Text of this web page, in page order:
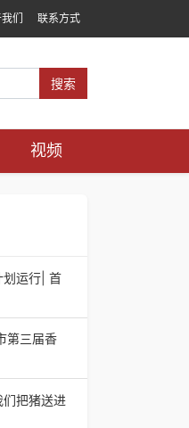
们 联系方式
搜索
视频
划运行| 首
划运行| 首
年一季
吨，天
第三届香
第三届香
4月18
暨党建
们把猪送进